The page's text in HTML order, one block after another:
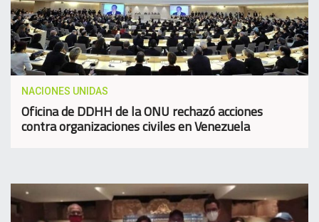
NACIONES UNIDAS
Oficina de DDHH de la ONU rechazó acciones
contra organizaciones civiles en Venezuela